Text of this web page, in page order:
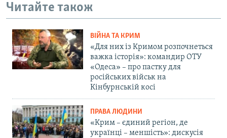
Читайте також
ВІЙНА ТА КРИМ
«Для них із Кримом розпочнеться
важка історія»: командир ОТУ
«Одеса» – про пастку для
російських військ на
Кінбурнській косі
ПРАВА ЛЮДИНИ
«Крим – єдиний регіон, де
українці – меншість»: дискусія